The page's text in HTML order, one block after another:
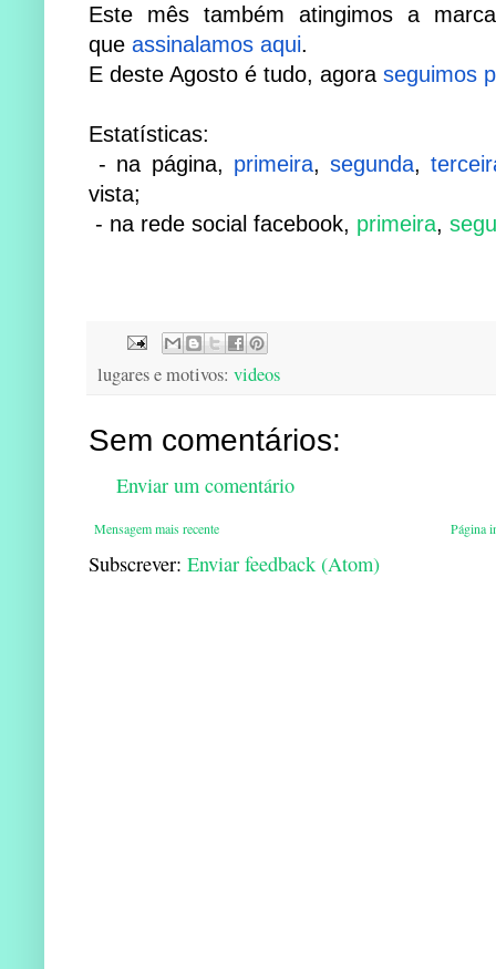
Este mês também atingimos a
que assinalamos aqui.
​E deste Agosto é tudo, agora seguimos
​Estatísticas:
- na página, primeira, segunda,ter
vista;
- na rede social facebook, primeira,
lugares e motivos: videos
Sem comentários:
Enviar um comentário
Mensagem mais recente Página
Subscrever: Enviar feedback (Atom)